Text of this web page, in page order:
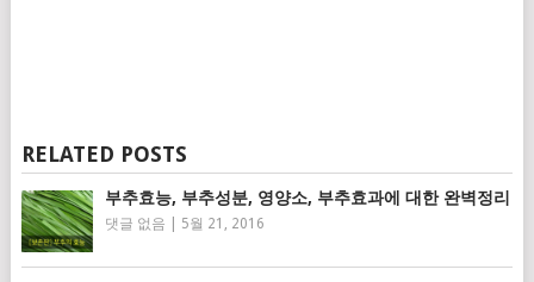
RELATED POSTS
부추효능, 부추성분, 영양소, 부추효과에 대한 완벽정리
댓글 없음 5월 21, 2016